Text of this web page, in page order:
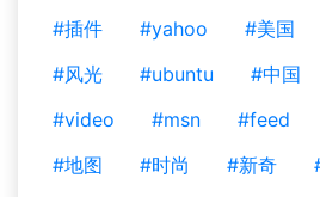
#插件
#yahoo #美国
#风光
#ubuntu #中国
#video
#msn #feed
#地图
#时尚 #新奇